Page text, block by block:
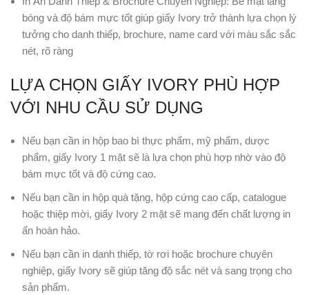
bóng và độ bám mực tốt giúp giấy Ivory trở thành lựa chọn lý
tưởng cho danh thiếp, brochure, name card với màu sắc sắc
nét, rõ ràng
LỰA CHỌN GIẤY IVORY PHÙ HỢP
VỚI NHU CẦU SỬ DỤNG
Nếu bạn cần in hộp bao bì thực phẩm, mỹ phẩm, dược
phẩm, giấy Ivory 1 mặt sẽ là lựa chọn phù hợp nhờ vào độ
bám mực tốt và độ cứng cao.
Nếu bạn cần in hộp quà tặng, hộp cứng cao cấp, catalogue
hoặc thiệp mời, giấy Ivory 2 mặt sẽ mang đến chất lượng in
ấn hoàn hảo.
Nếu bạn cần in danh thiếp, tờ rơi hoặc brochure chuyên
nghiệp, giấy Ivory sẽ giúp tăng độ sắc nét và sang trọng cho
sản phẩm.